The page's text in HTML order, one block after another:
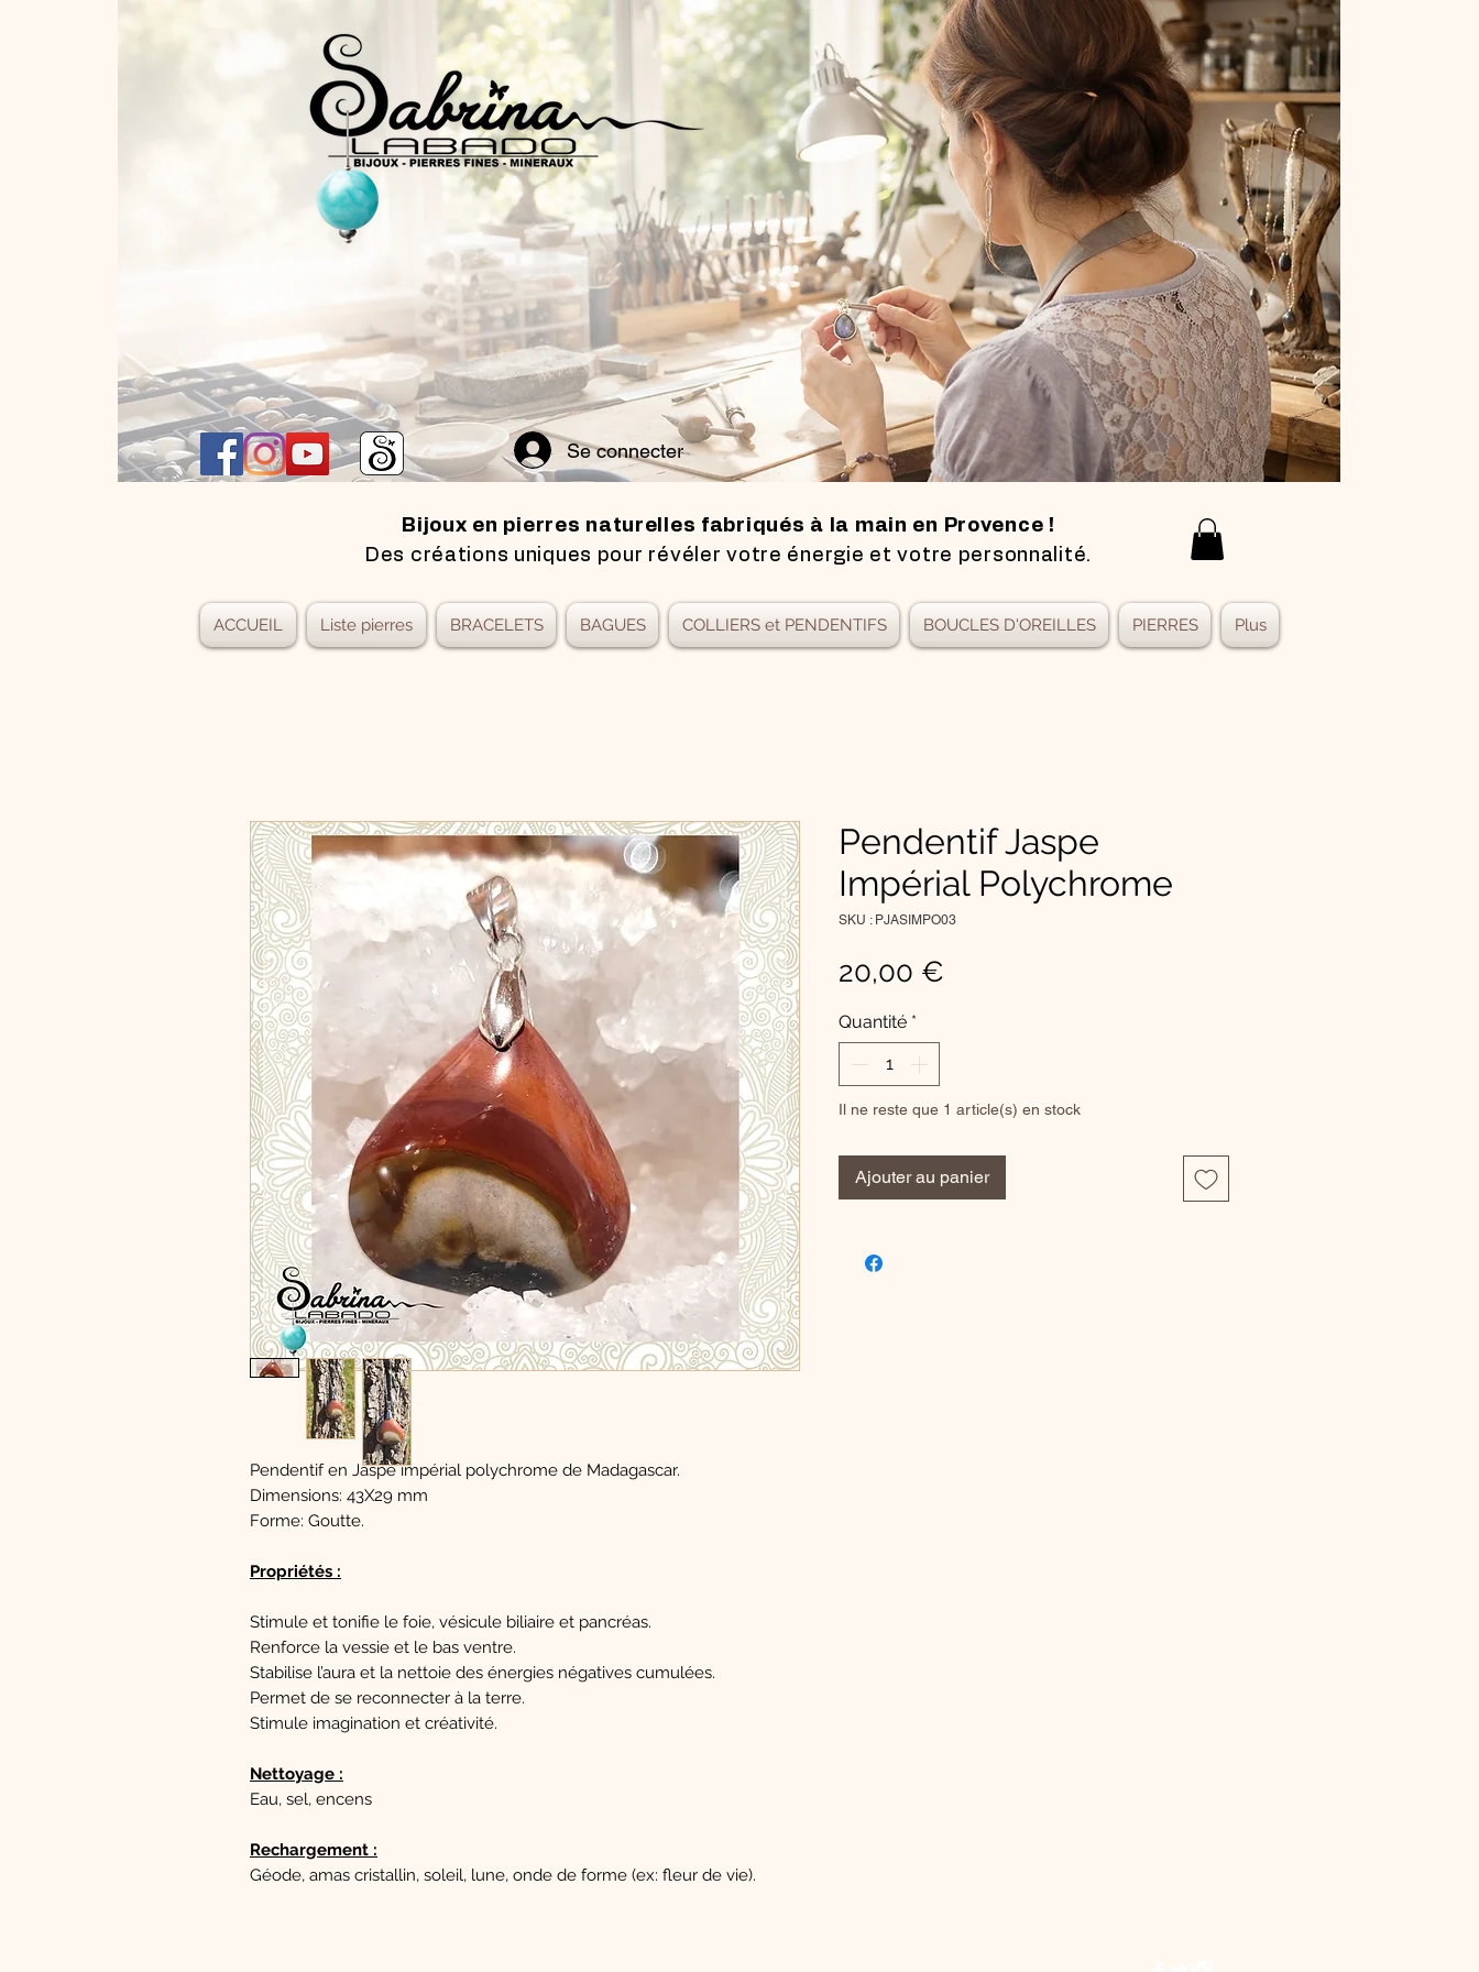
Se connecter
Bijoux en pierres naturelles fabriqués à la main en Provence !
Des créations uniques pour révéler votre énergie et votre personnalité.
ACCUEIL Liste pierres BRACELETS BAGUES COLLIERS et PENDENTIFS BOUCLES D'OREILLES PIERRES Plus
Pendentif en Jaspe impérial polychrome de Madagascar.
Dimensions: 43X29 mm
Forme: Goutte.
Propriétés :
Stimule et tonifie le foie, vésicule biliaire et pancréas.
Renforce la vessie et le bas ventre.
Stabilise l’aura et la nettoie des énergies négatives cumulées.
Permet de se reconnecter à la terre.
Stimule imagination et créativité.
Nettoyage :
Eau, sel, encens
Rechargement :
Géode, amas cristallin, soleil, lune, onde de forme (ex: fleur de vie).
Pendentif Jaspe
Impérial Polychrome
SKU : PJASIMPO03
20,00 €
Quantité *
Il ne reste que 1 article(s) en stock
Ajouter au panier